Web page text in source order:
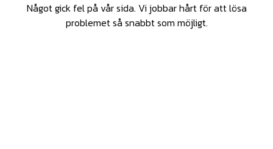
Något gick fel på vår sida. Vi jobbar hårt för att lösa
problemet så snabbt som möjligt.